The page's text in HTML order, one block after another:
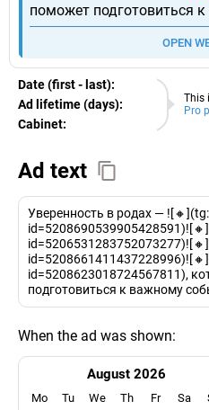
поможет подготовиться
OPEN
This
Pro
Date (first - last):
Ad lifetime (days):
Cabinet:
EURO
Ad text
Уверенность в родах —
id=5208623018724567811),
подготовиться к важному
When the ad was shown:
August 2026
Mo Tu We Th Fr Sa